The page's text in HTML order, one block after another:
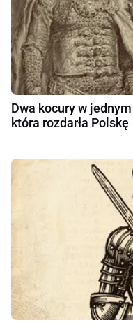
Dwa kocury w
która rozdarła Polskę